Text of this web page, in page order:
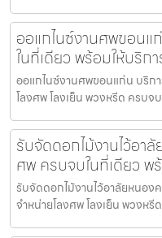
ออแกไนซ์งานศพขอน
ในที่เดียว พร้อมให้บริก
ออแกไนซ์งานศพขอนแก่น บริก
โลงศพ โลงเย็น พวงหรีด ครบจ
รับจัดดอกไม้งานไว้อา
ศพ ครบจบในที่เดียว พ
รับจัดดอกไม้งานไว้อาลัยหนอ
จำหน่ายโลงศพ โลงเย็น พวงห